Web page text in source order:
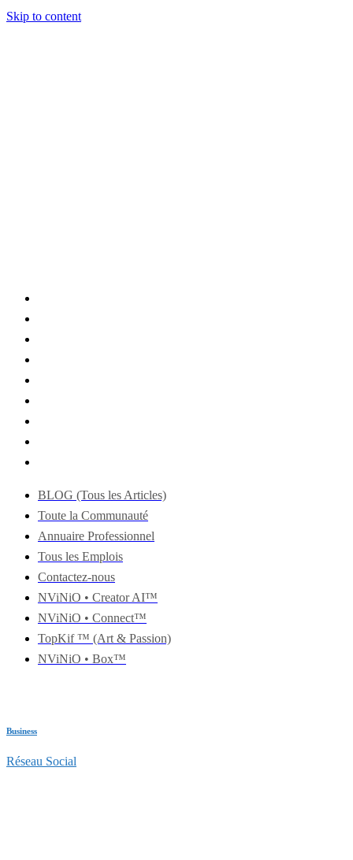
Skip to content
BLOG (Tous les Articles)
Toute la Communauté
Annuaire Professionnel
Tous les Emplois
Contactez-nous
NViNiO • Creator AI™
NViNiO • Connect™
TopKif ™ (Art & Passion)
NViNiO • Box™
Business
Réseau Social